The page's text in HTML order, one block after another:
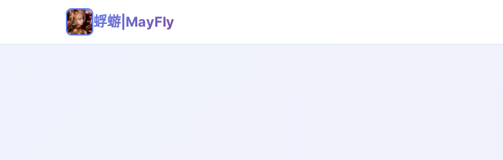
蜉蝣|MayFly